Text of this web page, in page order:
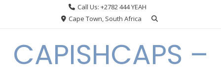
Call Us: +2782 444 YEAH
Cape Town, South Africa
CAPISHCAPS –